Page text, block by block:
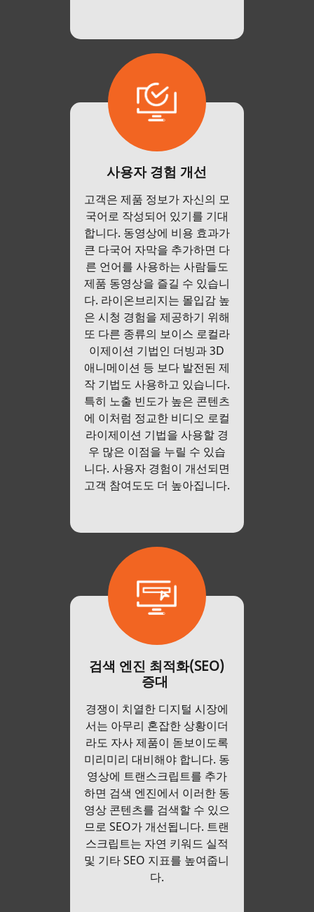
사용자 경험 개선
고객은 제품 정보가 자신의 모
국어로 작성되어 있기를 기대
합니다. 동영상에 비용 효과가
큰 다국어 자막을 추가하면 다
른 언어를 사용하는 사람들도
제품 동영상을 즐길 수 있습니
다. 라이온브리지는 몰입감 높
은 시청 경험을 제공하기 위해
또 다른 종류의 보이스 로컬라
이제이션 기법인 더빙과 3D
애니메이션 등 보다 발전된 제
작 기법도 사용하고 있습니다.
특히 노출 빈도가 높은 콘텐츠
에 이처럼 정교한 비디오 로컬
라이제이션 기법을 사용할 경
우 많은 이점을 누릴 수 있습
니다. 사용자 경험이 개선되면
고객 참여도도 더 높아집니다.
검색 엔진 최적화(SEO)
증대
경쟁이 치열한 디지털 시장에
서는 아무리 혼잡한 상황이더
라도 자사 제품이 돋보이도록
미리미리 대비해야 합니다. 동
영상에 트랜스크립트를 추가
하면 검색 엔진에서 이러한 동
영상 콘텐츠를 검색할 수 있으
므로 SEO가 개선됩니다. 트랜
스크립트는 자연 키워드 실적
및 기타 SEO 지표를 높여줍니
다.